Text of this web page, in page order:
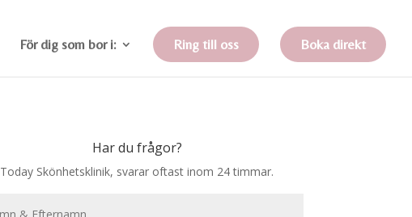
För dig som bor i: Ring till oss Boka direkt
Har du frågor?
Today Skönhetsklinik, svarar oftast inom 24 timmar.